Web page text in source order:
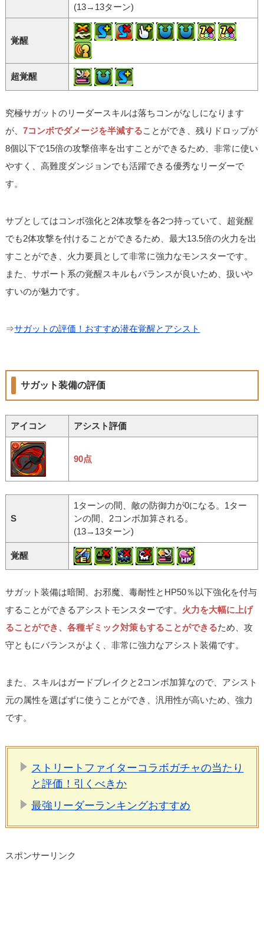
(13→13ターン)
覚醒
超覚醒
究極サガットのリーダースキルは落ちコンがなしになります
が、7コンボでダメージを半減することができ、残りドロップが
8個以下で15倍の攻撃倍率を出すことができるため、非常に使い
やすく、高難度ダンジョンでも活躍できる優秀なリーダーで
す。
サブとしてはコンボ強化と2体攻撃を各2つ持っていて、超覚醒
でも2体攻撃を付けることができるため、最大13.5倍の火力を出
すことができ、火力要員として非常に強力なモンスターです。
また、サポート系の覚醒スキルもバランスが良いため、扱いや
すいのが魅力です。
⇒サガットの評価！おすすめ潜在覚醒とアシスト
サガット装備の評価
アイコン アシスト評価
90点
S
1ターンの間、敵の防御力が0になる。1ター
ンの間、2コンボ加算される。
(13→13ターン)
覚醒
サガット装備は暗闇、お邪魔、毒耐性とHP50％以下強化を付与
することができるアシストモンスターです。 火力を大幅に上げ
ることができ、各種ギミック対策もすることができるため、攻
守ともにバランスがよく、非常に強力なアシスト装備です。
また、スキルはガードブレイクと2コンボ加算なので、アシスト
元の属性を選ばずに使うことができ、汎用性が高いため、強力
です。
ストリートファイターコラボガチャの当たり
と評価！引くべきか
最強リーダーランキングおすすめ
スポンサーリンク